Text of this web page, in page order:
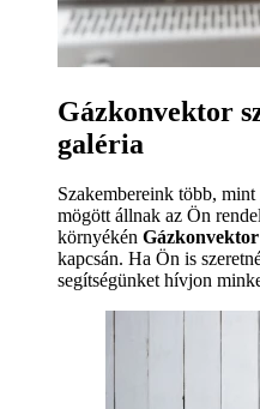
Gázkonvektor
galéria
Szakembereink több, mint
mögött állnak az Ön
környékén Gázkonvektor
kapcsán. Ha Ön is
segítségünket hívjon